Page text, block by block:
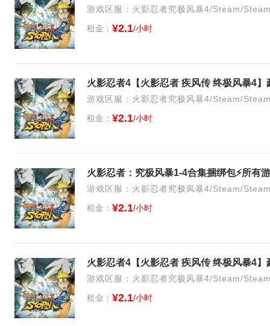
游戏区服：火影忍者究极风暴4/Steam/
租金： ¥2.1/小时
火影忍者4【火影忍者 疾风传 终极风暴4
游戏区服：火影忍者究极风暴4/Steam/
租金： ¥2.1/小时
火影忍者：究极风暴1-4合集捆绑包⚡所有
游戏区服：火影忍者究极风暴4/Steam/
租金： ¥2.1/小时
火影忍者4【火影忍者 疾风传 终极风暴4
游戏区服：火影忍者究极风暴4/Steam/
租金： ¥2.1/小时